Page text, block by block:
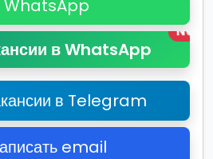
WhatsApp
в WhatsApp
New
в Telegram
email